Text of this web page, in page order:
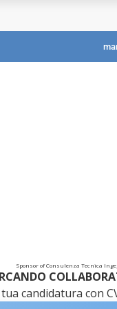
Sponsor of Consulenza Tecnica
candidatura con